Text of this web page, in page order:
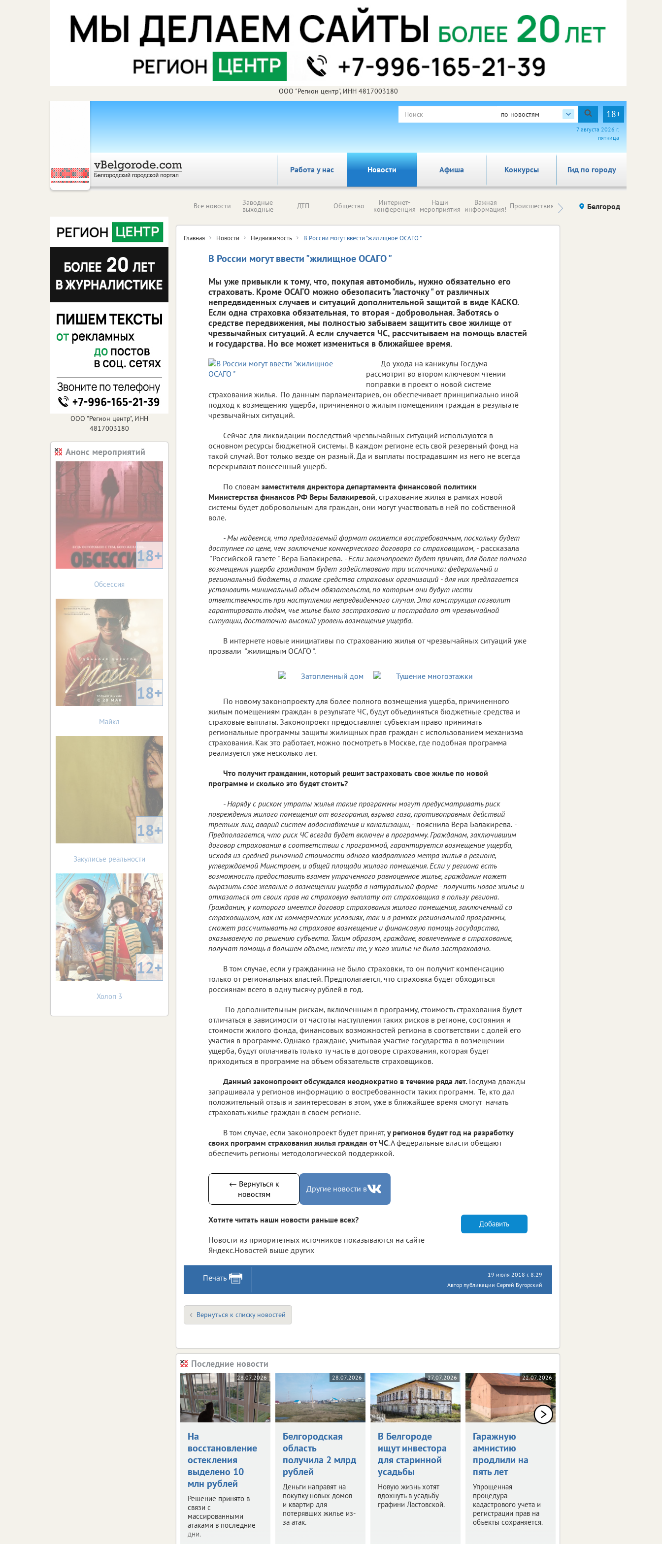
ООО "Регион центр", ИНН 4817003180
по новостям 18+
7 августа 2026 г.
пятница
Работа у нас Новости Афиша Гид по городу
Конкурсы
Все новости Заводные
выходные ДТП Общество Интернет-
конференция
Наши
мероприятия
Важная
информация! Происшествия Здоровье компаний (на
правах
Белгород
Главная Новости Недвижимость В России могут ввести "жилищное ОСАГО "
В России могут ввести "жилищное ОСАГО "
Мы уже привыкли к тому, что, покупая автомобиль, нужно обязательно его
страховать. Кроме ОСАГО можно обезопасить "ласточку " от различных
непредвиденных случаев и ситуаций дополнительной защитой в виде КАСКО.
Если одна страховка обязательная, то вторая - добровольная. Заботясь о
средстве передвижения, мы полностью забываем защитить свое жилище от
чрезвычайных ситуаций. А если случается ЧС, рассчитываем на помощь властей
и государства. Но все может измениться в ближайшее время.
До ухода на каникулы Госдума
рассмотрит во втором ключевом чтении
поправки в проект о новой системе
страхования жилья. По данным парламентариев, он обеспечивает принципиально иной
подход к возмещению ущерба, причиненного жилым помещениям граждан в результате
чрезвычайных ситуаций.
Сейчас для ликвидации последствий чрезвычайных ситуаций используются в
основном ресурсы бюджетной системы. В каждом регионе есть свой резервный фонд на
такой случай. Вот только везде он разный. Да и выплаты пострадавшим из него не всегда
перекрывают понесенный ущерб.
По словам заместителя директора департамента финансовой политики
Министерства финансов РФ Веры Балакиревой, страхование жилья в рамках новой
системы будет добровольным для граждан, они могут участвовать в ней по собственной
воле.
- Мы надеемся, что предлагаемый формат окажется востребованным, поскольку будет
доступнее по цене, чем заключение коммерческого договора со страховщиком, - рассказала
"Российской газете " Вера Балакирева. - Если законопроект будет принят, для более полного
возмещения ущерба гражданам будет задействовано три источника: федеральный и
региональный бюджеты, а также средства страховых организаций - для них предлагается
установить минимальный объем обязательств, по которым они будут нести
ответственность при наступлении непредвиденного случая. Эта конструкция позволит
гарантировать людям, чье жилье было застраховано и пострадало от чрезвычайной
ситуации, достаточно высокий уровень возмещения ущерба.
В интернете новые инициативы по страхованию жилья от чрезвычайных ситуаций уже
прозвали "жилищным ОСАГО ".
По новому законопроекту для более полного возмещения ущерба, причиненного
жилым помещениям граждан в результате ЧС, будут объединяться бюджетные средства и
страховые выплаты. Законопроект предоставляет субъектам право принимать
региональные программы защиты жилищных прав граждан с использованием механизма
страхования. Как это работает, можно посмотреть в Москве, где подобная программа
реализуется уже несколько лет.
Что получит гражданин, который решит застраховать свое жилье по новой
программе и сколько это будет стоить?
- Наряду с риском утраты жилья такие программы могут предусматривать риск
повреждения жилого помещения от возгорания, взрыва газа, противоправных действий
третьих лиц, аварий систем водоснабжения и канализации, - пояснила Вера Балакирева. -
Предполагается, что риск ЧС всегда будет включен в программу. Гражданам, заключившим
договор страхования в соответствии с программой, гарантируется возмещение ущерба,
исходя из средней рыночной стоимости одного квадратного метра жилья в регионе,
утверждаемой Минстроем, и общей площади жилого помещения. Если у региона есть
возможность предоставить взамен утраченного равноценное жилье, гражданин может
выразить свое желание о возмещении ущерба в натуральной форме - получить новое жилье и
отказаться от своих прав на страховую выплату от страховщика в пользу региона.
Гражданин, у которого имеется договор страхования жилого помещения, заключенный со
страховщиком, как на коммерческих условиях, так и в рамках региональной программы,
сможет рассчитывать на страховое возмещение и финансовую помощь государства,
оказываемую по решению субъекта. Таким образом, граждане, вовлеченные в страхование,
получат помощь в большем объеме, нежели те, у кого жилье не было застраховано.
В том случае, если у гражданина не было страховки, то он получит компенсацию
только от региональных властей. Предполагается, что страховка будет обходиться
россиянам всего в одну тысячу рублей в год.
По дополнительным рискам, включенным в программу, стоимость страхования будет
отличаться в зависимости от частоты наступления таких рисков в регионе, состояния и
стоимости жилого фонда, финансовых возможностей региона в соответствии с долей его
участия в программе. Однако граждане, учитывая участие государства в возмещении
ущерба, будут оплачивать только ту часть в договоре страхования, которая будет
приходиться в программе на объем обязательств страховщиков.
Данный законопроект обсуждался неоднократно в течение ряда лет. Госдума дважды
запрашивала у регионов информацию о востребованности таких программ. Те, кто дал
положительный отзыв и заинтересован в этом, уже в ближайшее время смогут начать
страховать жилье граждан в своем регионе.
В том случае, если законопроект будет принят, у регионов будет год на разработку
своих программ страхования жилья граждан от ЧС. А федеральные власти обещают
обеспечить регионы методологической поддержкой.
← Вернуться к
новостям
Другие новости в
Хотите читать наши новости раньше всех?
Новости из приоритетных источников показываются на сайте
Яндекс.Новостей выше других
Добавить
Печать
19 июля 2018 г. 8:29
Автор публикации Сергей Бугорский
Вернуться к списку новостей
Последние новости
28.07.2026
На
восстановление
остекления
выделено 10
млн рублей
Решение принято в
связи с
массированными
атаками в последние
дни.
28.07.2026
Белгородская
область
получила 2 млрд
рублей
Деньги направят на
покупку новых домов
и квартир для
потерявших жилье из-
за атак.
27.07.2026
В Белгороде
ищут инвестора
для старинной
усадьбы
Новую жизнь хотят
вдохнуть в усадьбу
графини Ластовской.
22.07.2026
Гаражную
амнистию
продлили на
пять лет
Упрощенная
процедура
кадастрового учета и
регистрации прав на
объекты сохраняется.
ООО "Регион центр", ИНН
4817003180
Анонс мероприятий
18+
Обсессия
18+
Майкл
18+
Закулисье реальности
12+
Холоп 3